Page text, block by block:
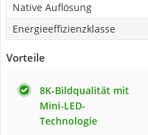
Native Auflösung
Energieeffizienzklasse
Vorteile
8K-Bildqualität mit
Mini-LED-
Technologie